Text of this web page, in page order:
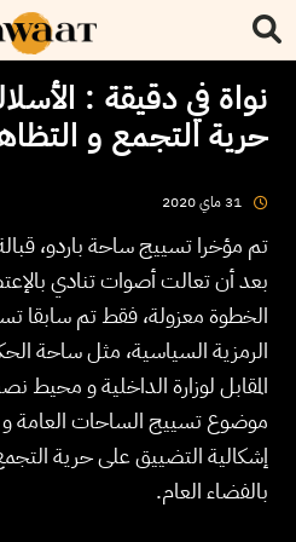
نواة في دقيقة :
حرية التجمع و
31 ماي2020
تم مؤخرا تسييج ساحة باردو، قبالة
بعد أن تعالت أصوات تنادي
الخطوة معزولة، فقط تم سابقا
الرمزية السياسية، مثل ساحة
المقابل لوزارة الداخلية و محيط
موضوع تسييج الساحات العامة
إشكالية التضييق على حرية
بالفضاء العام.